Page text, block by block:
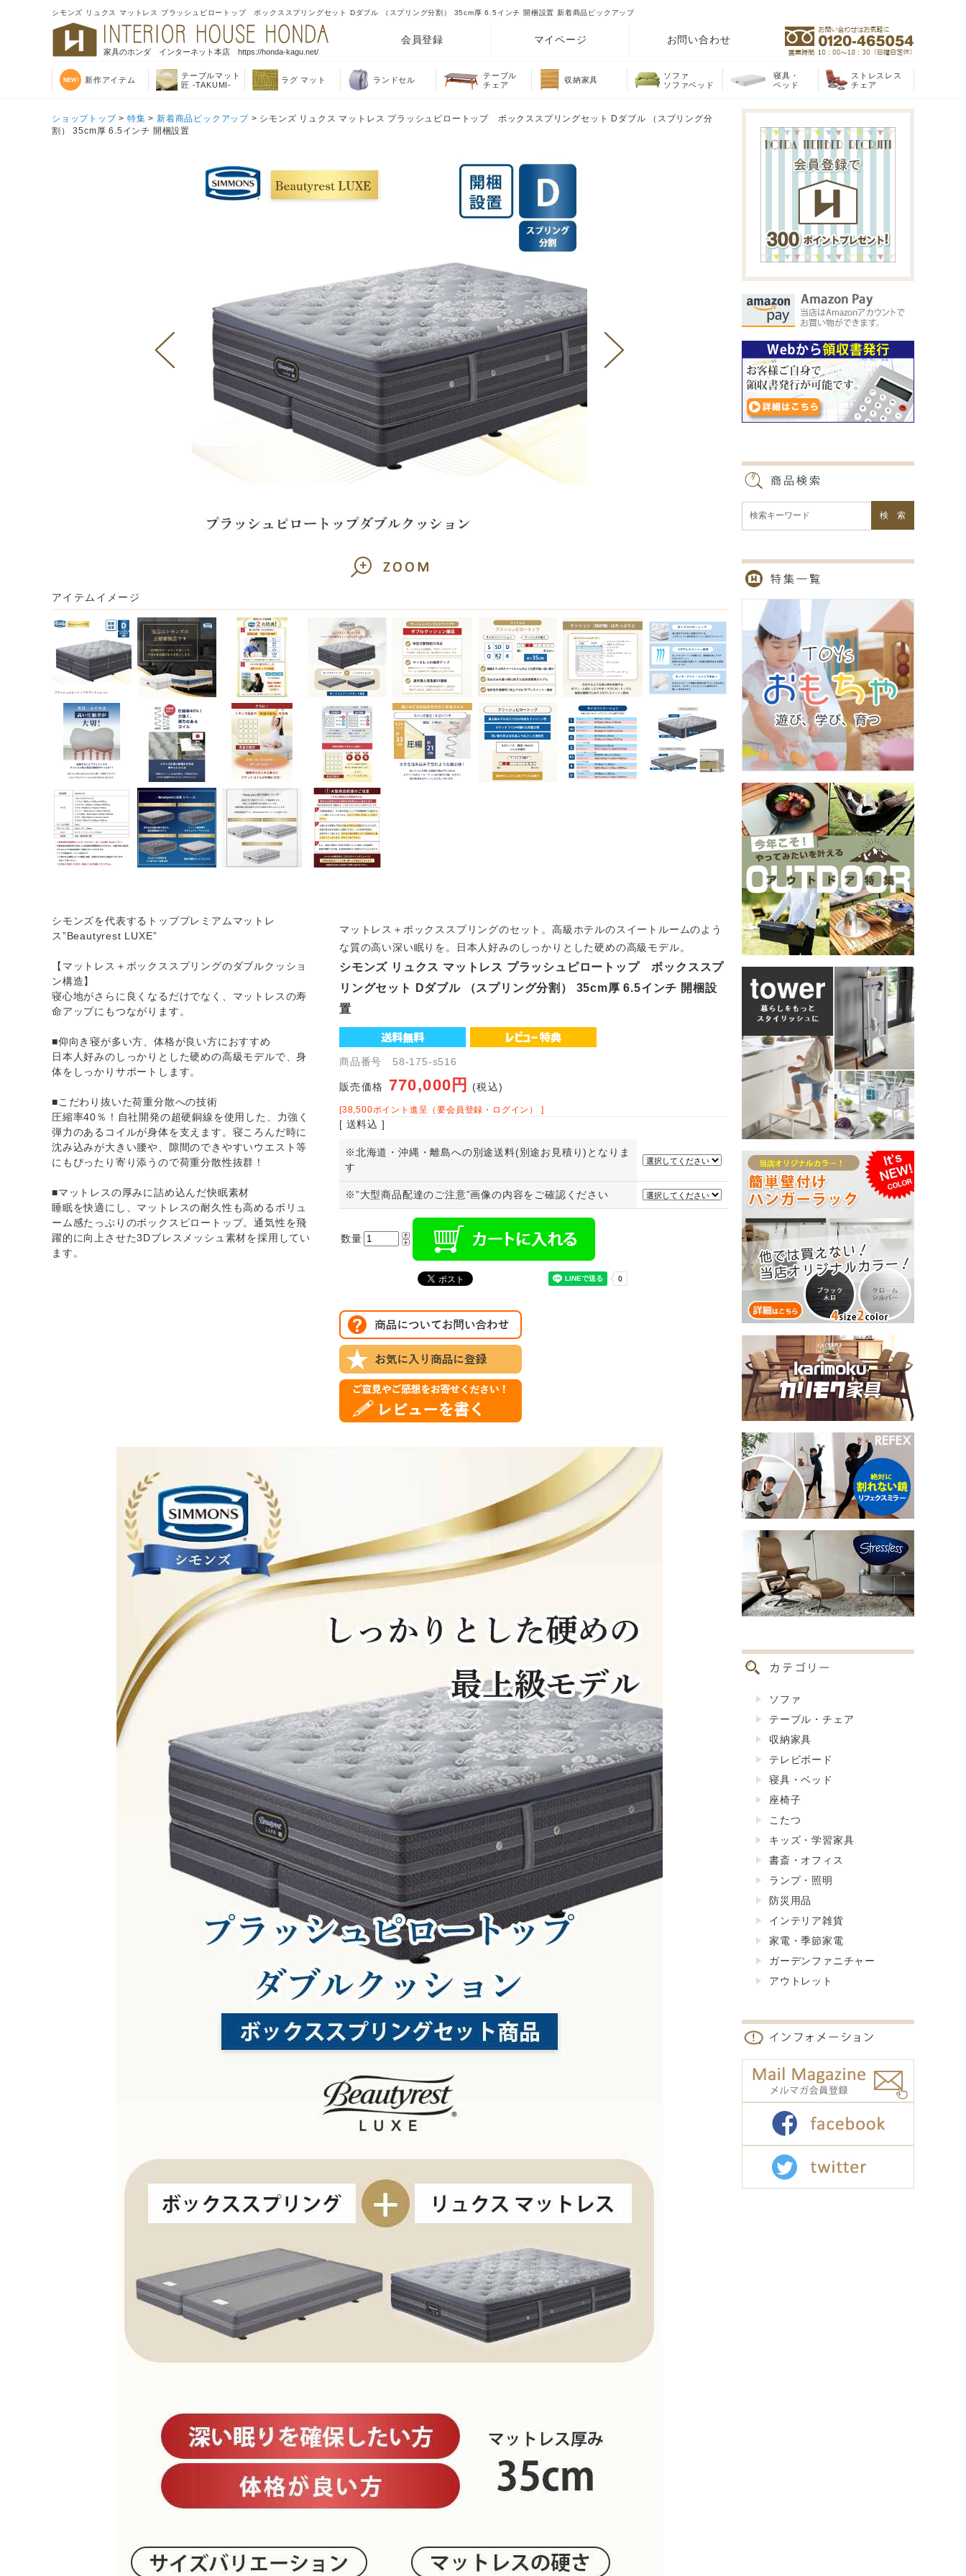
シモンズ リュクス マットレス プラッシュピロートップ ボックススプリングセット Dダブル （スプリング分割） 35cm厚 6.5インチ 開梱設置 新着商品ピックアップ
家具のホンダ インターネット本店 https://honda-kagu.net/
会員登録 マイページ お問い合わせ
新作アイテム
テーブルマット
匠 -TAKUMI-
ラグ マット ランドセル
テーブル
チェア
収納家具
ソファ
ソファベッド
寝具・
ベッド
ストレスレス
チェア
ショップトップ> 特集 >新着商品ピックアップ > シモンズ リュクス マットレス プラッシュピロートップ ボックススプリングセット Dダブル （スプリング分
割） 35cm厚 6.5インチ 開梱設置
アイテムイメージ
シモンズを代表するトッププレミアムマットレ
ス”Beautyrest LUXE”
【マットレス＋ボックススプリングのダブルクッショ
ン構造】
寝心地がさらに良くなるだけでなく、マットレスの寿
命アップにもつながります。
■仰向き寝が多い方、体格が良い方におすすめ
日本人好みのしっかりとした硬めの高級モデルで、身
体をしっかりサポートします。
■こだわり抜いた荷重分散への技術
圧縮率40％！自社開発の超硬銅線を使用した、力強く
弾力のあるコイルが身体を支えます。寝ころんだ時に
沈み込みが大きい腰や、隙間のできやすいウエスト等
にもぴったり寄り添うので荷重分散性抜群！
■マットレスの厚みに詰め込んだ快眠素材
睡眠を快適にし、マットレスの耐久性も高めるボリュ
ーム感たっぷりのボックスピロートップ。通気性を飛
躍的に向上させた3Dブレスメッシュ素材を採用してい
ます。
マットレス＋ボックススプリングのセット。高級ホテルのスイートルームのよう
な質の高い深い眠りを。日本人好みのしっかりとした硬めの高級モデル。
シモンズ リュクス マットレス プラッシュピロートップ ボックススプ
リングセット Dダブル （スプリング分割） 35cm厚 6.5インチ 開梱設
置
商品番号 58-175-s516
販売価格 770,000円 (税込)
[38,500ポイント進呈（要会員登録・ログイン） ]
[ 送料込 ]
※北海道・沖縄・離島への別途送料(別途お見積り)となりま
す
※”大型商品配達のご注意”画像の内容をご確認ください
数量
ソファ
テーブル・チェア
収納家具
テレビボード
寝具・ベッド
座椅子
こたつ
キッズ・学習家具
書斎・オフィス
ランプ・照明
防災用品
インテリア雑貨
家電・季節家電
ガーデンファニチャー
アウトレット